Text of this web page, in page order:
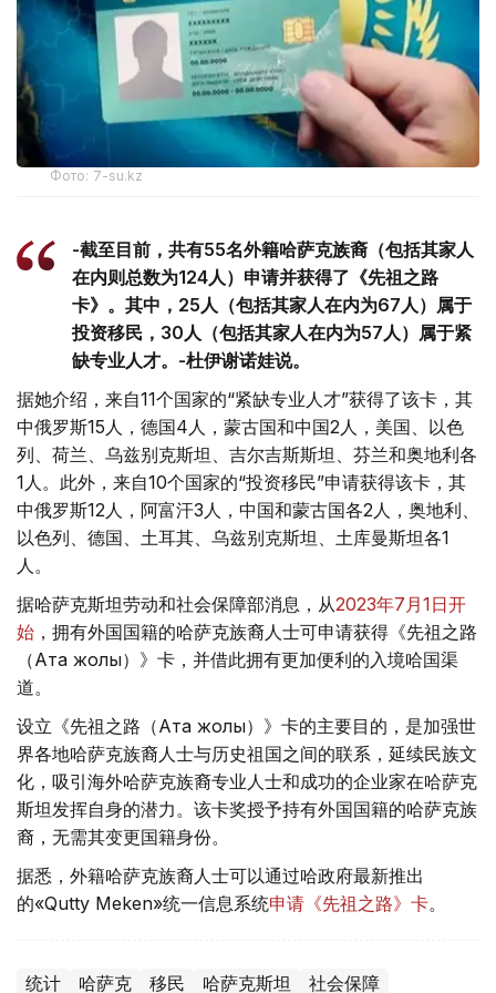
Фото: 7-su.kz
-截至目前，共有55名外籍哈萨克族裔（包括其家人
在内则总数为124人）申请并获得了《先祖之路
卡》。其中，25人（包括其家人在内为67人）属于
投资移民，30人（包括其家人在内为57人）属于紧
缺专业人才。-杜伊谢诺娃说。
据她介绍，来自11个国家的“紧缺专业人才”获得了该卡，其
中俄罗斯15人，德国4人，蒙古国和中国2人，美国、以色
列、荷兰、乌兹别克斯坦、吉尔吉斯斯坦、芬兰和奥地利各
1人。此外，来自10个国家的“投资移民”申请获得该卡，其
中俄罗斯12人，阿富汗3人，中国和蒙古国各2人，奥地利、
以色列、德国、土耳其、乌兹别克斯坦、土库曼斯坦各1
人。
据哈萨克斯坦劳动和社会保障部消息，从2023年7月1日开
始 ，拥有外国国籍的哈萨克族裔人士可申请获得《先祖之路
（Ата жолы）》卡，并借此拥有更加便利的入境哈国渠
道。
设立《先祖之路（Ата жолы）》卡的主要目的，是加强世
界各地哈萨克族裔人士与历史祖国之间的联系，延续民族文
化，吸引海外哈萨克族裔专业人士和成功的企业家在哈萨克
斯坦发挥自身的潜力。该卡奖授予持有外国国籍的哈萨克族
裔，无需其变更国籍身份。
据悉，外籍哈萨克族裔人士可以通过哈政府最新推出
的«Qutty Meken»统一信息系统申请《先祖之路》卡。
统计 哈萨克 移民 哈萨克斯坦 社会保障